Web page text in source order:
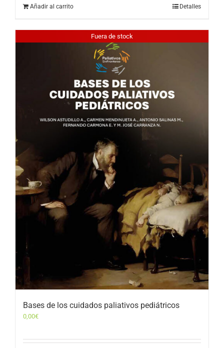
Añadir al carrito Detalles
Fuera de stock
Bases de los cuidados paliativos pediátricos
0,00€